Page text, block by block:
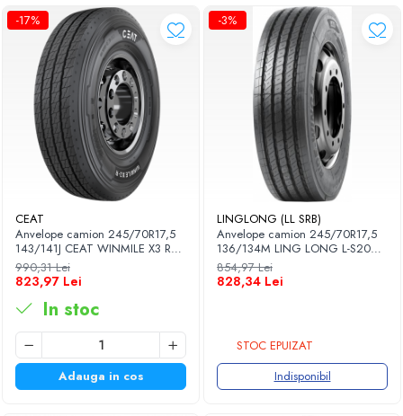
-17%
CEAT
Anvelope camion 245/70R17,5
143/141J CEAT WINMILE X3 R
16PR TL
990,31 Lei
823,97 Lei
In stoc
Adauga in cos
-3%
LINGLONG (LL SRB)
Anvelope camion 245/70R17,5
136/134M LING LONG L-S20
16PR TL M+S 3PMSF
854,97 Lei
828,34 Lei
STOC EPUIZAT
Indisponibil